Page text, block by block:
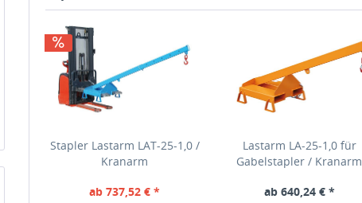
Stapler Lastarm LAT-25-1,0 /
Kranarm
ab 737,52 € *
Lastarm LA-25-1,0 für
Gabelstapler / Kranarm
ab 640,24 € *